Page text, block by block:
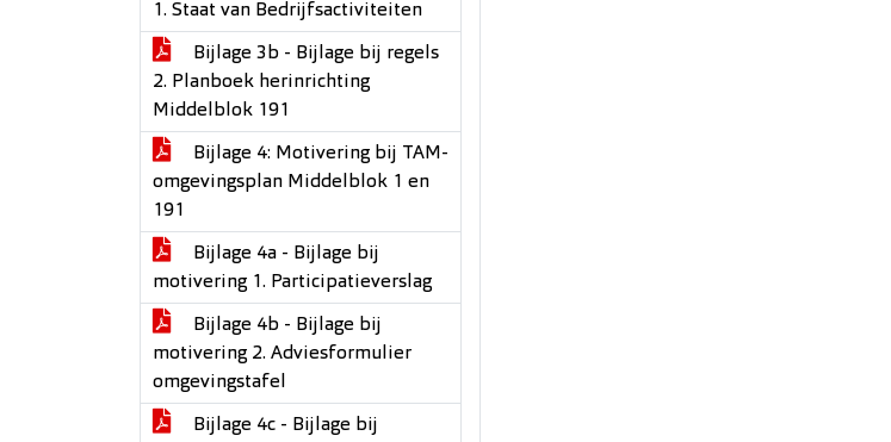
1. Staat van Bedrijfsactiviteiten
Bijlage 3b - Bijlage bij regels
2. Planboek herinrichting
Middelblok 191
Bijlage 4: Motivering bij TAM-
omgevingsplan Middelblok 1 en
191
Bijlage 4a - Bijlage bij
motivering 1. Participatieverslag
Bijlage 4b - Bijlage bij
motivering 2. Adviesformulier
omgevingstafel
Bijlage 4c - Bijlage bij